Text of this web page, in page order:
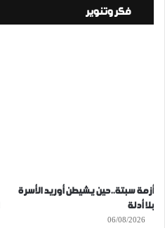
فكر وتنوير
أزمة سبتة..حين يشيطن أوريد الأسرة
بلا أدلة
06/08/2026